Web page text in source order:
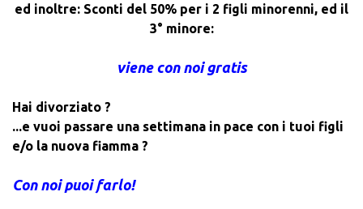
ed inoltre: Sconti del 50% per i 2 figli minorenni, ed il
3° minore:
viene con noi gratis
Hai divorziato ?
...e vuoi passare una settimana in pace con i tuoi figli
e/o la nuova fiamma ?
Con noi puoi farlo!